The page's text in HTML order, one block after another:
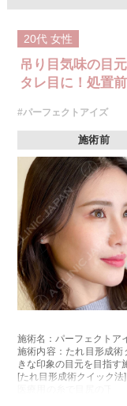
20代 女性
吊り目気味の目
タレ目に！処置
#パーフェクトアイズ
施術前
施術名：パーフェクトア
施術内容：たれ目形成
きな印象の目元を目指す
[たれ目形成術クイック法]
医療用の糸で目尻の下